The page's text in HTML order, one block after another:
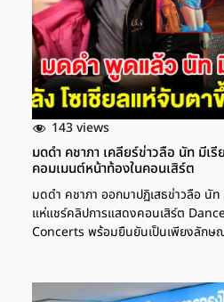
143 views
มดดำ คชาภา เคลียร์ข่าวลือ นัท มี
คอมเมนต์หน้าท้องในคอนเสิร์ต
มดดำ คชาภา ออกมาปฏิเสธข่าวลือ นัท
แห่แชร์คลิปการแสดงคอนเสิร์ต
Concerts พร้อมยืนยันเป็นเพียงลักษ